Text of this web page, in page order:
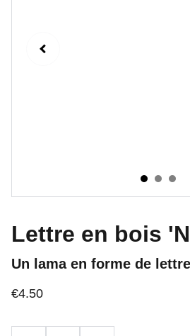
Lettre en bois
Un lama en forme de
€4.50